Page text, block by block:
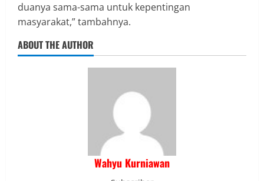
duanya sama-sama untuk kepentingan
masyarakat,” tambahnya.
ABOUT THE AUTHOR
Wahyu Kurniawan